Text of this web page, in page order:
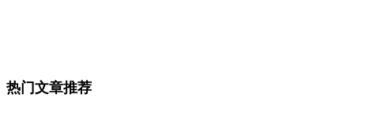
热门文章推荐